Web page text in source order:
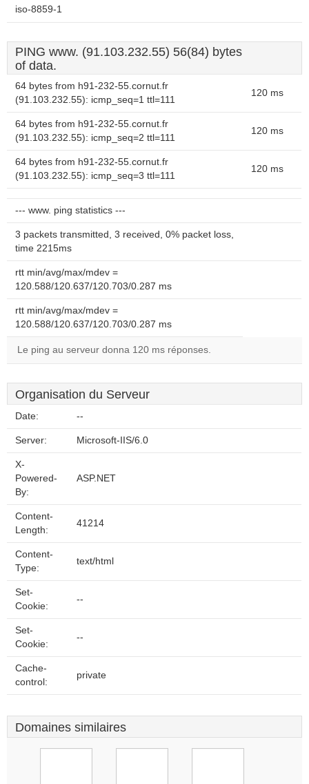
iso-8859-1
PING www. (91.103.232.55) 56(84) bytes
of data.
64 bytes from h91-232-55.cornut.fr
(91.103.232.55): icmp_seq=1 ttl=111
120 ms
64 bytes from h91-232-55.cornut.fr
(91.103.232.55): icmp_seq=2 ttl=111
120 ms
64 bytes from h91-232-55.cornut.fr
(91.103.232.55): icmp_seq=3 ttl=111
120 ms
--- www. ping statistics ---
3 packets transmitted, 3 received, 0% packet loss,
time 2215ms
rtt min/avg/max/mdev =
120.588/120.637/120.703/0.287 ms
rtt min/avg/max/mdev =
120.588/120.637/120.703/0.287 ms
Le ping au serveur donna 120 ms réponses.
Organisation du Serveur
Date: --
Server: Microsoft-IIS/6.0
X-
Powered-
By:
ASP.NET
Content-
Length:
41214
Content-
Type:
text/html
Set-
Cookie:
--
Set-
Cookie:
--
Cache-
control:
private
Domaines similaires